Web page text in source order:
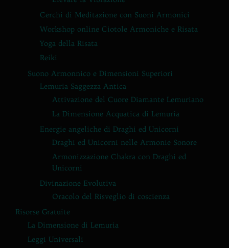
Cerchi di Meditazione con Suoni Armonici
Workshop online Ciotole Armoniche e Risata
Yoga della Risata
Reiki
Suono Armonnico e Dimensioni Superiori
Lemuria Saggezza Antica
Attivazione del Cuore Diamante Lemuriano
La Dimensione Acquatica di Lemuria
Energie angeliche di Draghi ed Unicorni
Draghi ed Unicorni nelle Armonie Sonore
Armonizzazione Chakra con Draghi ed
Unicorni
Divinazione Evolutiva
Oracolo del Risveglio di coscienza
Risorse Gratuite
La Dimensione di Lemuria
Leggi Universali